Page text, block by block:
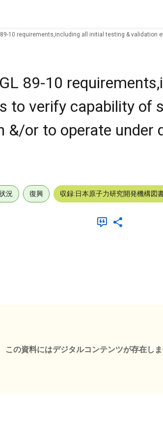
10 requirements,including all initial testing &
89-10
to verify capability of
or to operate under
況 復興 収録:日本原子力研究開発機構図
この資料にはデジタルコンテンツが存在しま